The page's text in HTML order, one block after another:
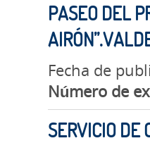
PASEO DEL
Fecha de
Número de
SERVICIO DE